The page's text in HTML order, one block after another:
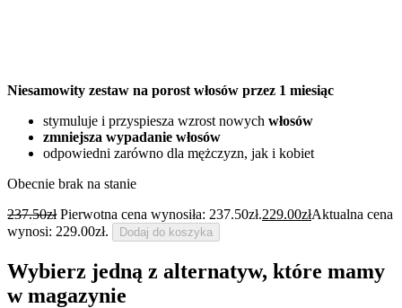
Niesamowity zestaw na porost włosów przez 1 miesiąc
stymuluje i przyspiesza wzrost nowych włosów
zmniejsza wypadanie włosów
odpowiedni zarówno dla mężczyzn, jak i kobiet
Obecnie brak na stanie
237.50zł Pierwotna cena wynosiła: 237.50zł.229.00złAktualna cena
wynosi: 229.00zł.
Dodaj do koszyka
Wybierz jedną z alternatyw, które mamy
w magazynie